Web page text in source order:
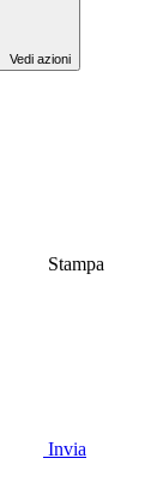
Vedi azioni
Stampa
Invia